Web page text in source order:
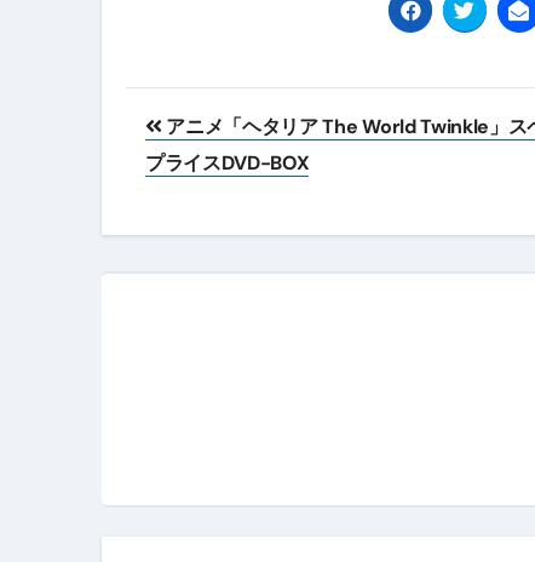
投
稿
ン
アニメ「ヘタリア The World Twinkle」ス
プライスDVD-BOX